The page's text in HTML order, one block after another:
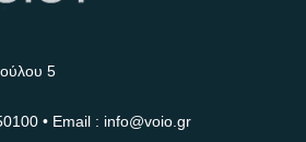
5
• Email : info@voio.gr